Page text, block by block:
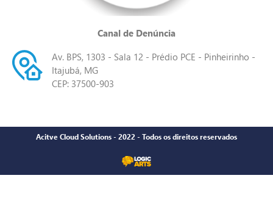
Canal de Denúncia
Av. BPS, 1303 - Sala 12 - Prédio PCE - Pinheirinho -
Itajubá, MG
CEP: 37500-903
Acitve Cloud Solutions - 2022 - Todos os direitos reservados